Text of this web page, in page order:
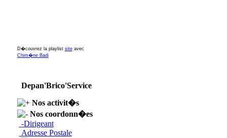
D�couvrez la playlist siteavec
Chim�ne Badi
Depan'Brico'Service
Nos activit�s
Nos coordonn�es
-Dirigeant
Adresse Postale